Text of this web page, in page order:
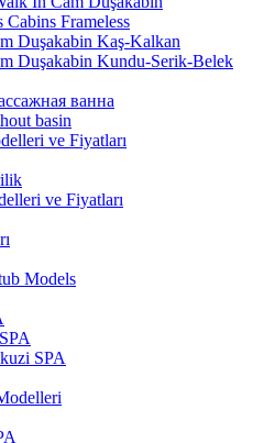
Cabins Frameless
Duşakabin Kaş-Kalkan
Duşakabin Kundu-Serik-Belek
ванна
basin
ve Fiyatları
ve Fiyatları
Models
SPA